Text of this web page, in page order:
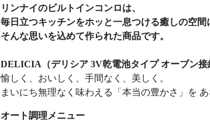
リンナイのビルトインコンロは、
毎日立つキッチンをホッと一息つける癒しの空間
そんな思いを込めて作られた商品です。
DELICIA（デリシア 3V乾電池タイプ オーブン接
愉しく、おいしく、手間なく、美しく。
まいにち無理なく味わえる「本当の豊かさ」を あ
オート調理メニュー